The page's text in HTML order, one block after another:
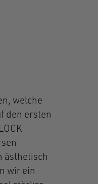
welche
den ersten
ästhetisch
wir ein